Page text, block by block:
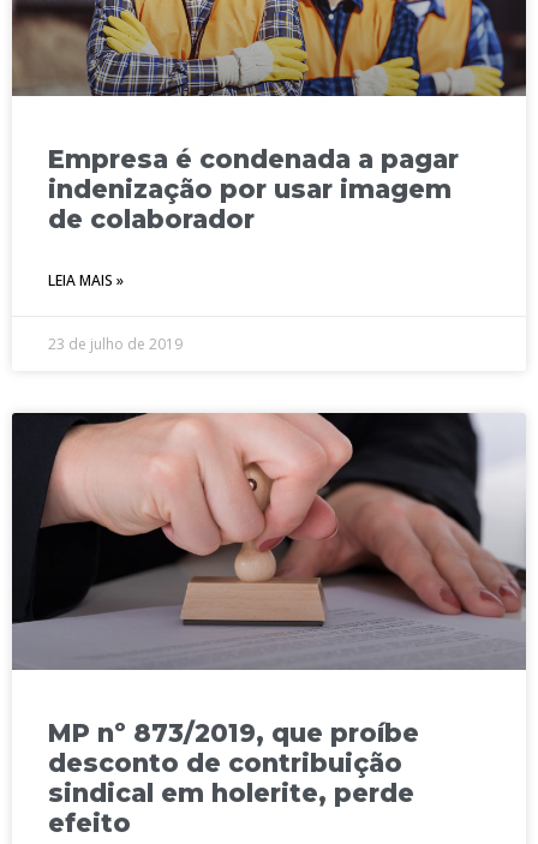
Empresa é condenada a pagar
indenização por usar imagem
de colaborador
LEIA MAIS »
23 de julho de 2019
MP nº 873/2019, que proíbe
desconto de contribuição
sindical em holerite, perde
efeito